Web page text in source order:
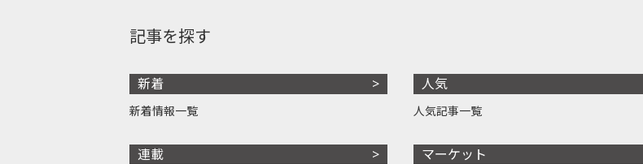
記事を探す
新着
新着情報一覧
連載
人気
人気記事一覧
マーケット